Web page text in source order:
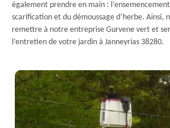
également prendre en main :
scarification et du démoussage d’herbe. Ainsi,
remettre à notre entreprise Gurvene vert et
l’entretien de votre jardin à Janneyrias 38280.